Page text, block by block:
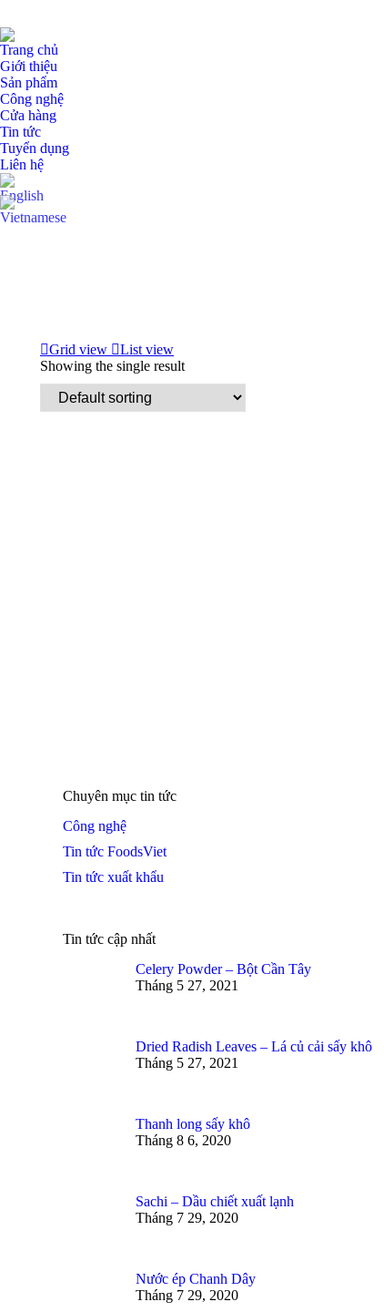
Trang chủ
Giới thiệu
Sản phẩm
Công nghệ
Cửa hàng
Tin tức
Tuyển dụng
Liên hệ
Grid view
List view
Showing the single result
Chuyên mục tin tức
Công nghệ
Tin tức FoodsViet
Tin tức xuất khẩu
Tin tức cập nhất
Celery Powder – Bột Cần Tây
Tháng 5 27, 2021
Dried Radish Leaves – Lá củ cải sấy khô
Tháng 5 27, 2021
Thanh long sấy khô
Tháng 8 6, 2020
Sachi – Dầu chiết xuất lạnh
Tháng 7 29, 2020
Nước ép Chanh Dây
Tháng 7 29, 2020